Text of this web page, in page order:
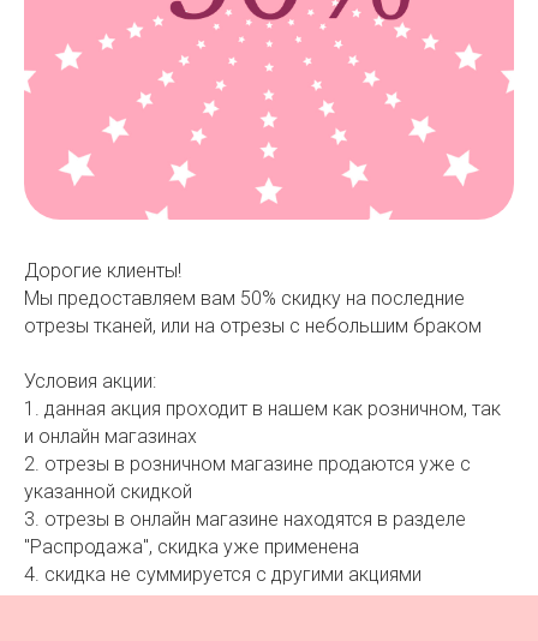
Дорогие клиенты!
Мы предоставляем вам 50% скидку на последние
отрезы тканей, или на отрезы с небольшим браком
Условия акции:
1. данная акция проходит в нашем как розничном, так
и онлайн магазинах
2. отрезы в розничном магазине продаются уже с
указанной скидкой
3. отрезы в онлайн магазине находятся в разделе
"Распродажа", скидка уже применена
4. скидка не суммируется с другими акциями